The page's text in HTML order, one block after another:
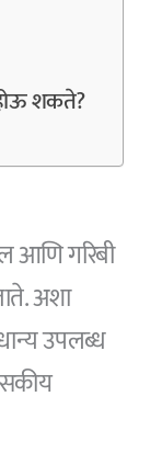
शकते?
आणि गरिबी
अशा
उपलब्ध